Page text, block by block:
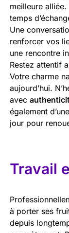
meilleure
temps
Une
renforcer vos
une rencontre
Restez attentif
Votre charme
aujourd’hui.
avec
également
jour pour
Travail
à porter ses
depuis